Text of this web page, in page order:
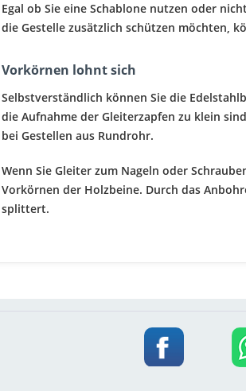
Egal ob Sie eine Schablone nutzen oder
die Gestelle zusätzlich schützen möchten,
Vorkörnen lohnt sich
Selbstverständlich können Sie die
die Aufnahme der Gleiterzapfen zu klein
bei Gestellen aus Rundrohr.
Wenn Sie Gleiter zum Nageln oder
Vorkörnen der Holzbeine. Durch das
splittert.